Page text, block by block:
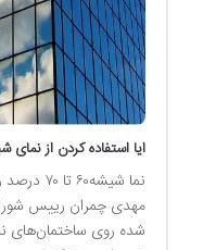
ایا استفاده کردن از
نما
مهدی چمران رییس
شده روی ساختمان‌های